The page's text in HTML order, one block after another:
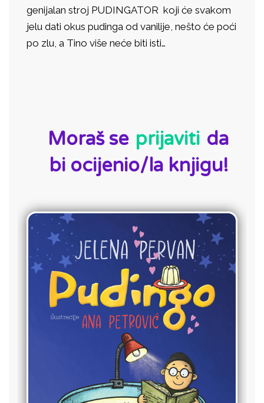
genijalan stroj PUDINGATOR koji će svakom
jelu dati okus pudinga od vanilije, nešto će poći
po zlu, a Tino više neće biti isti…
Moraš se prijaviti da
bi ocijenio/la knjigu!